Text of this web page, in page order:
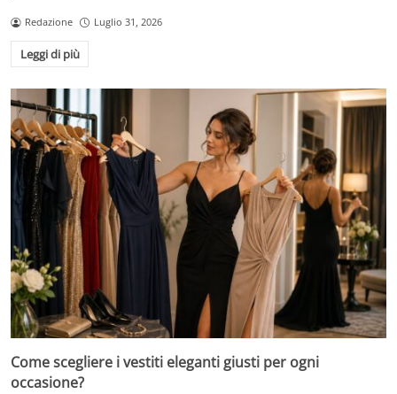
Redazione Luglio 31, 2026
Leggi di più
Come scegliere i vestiti eleganti giusti per ogni
occasione?